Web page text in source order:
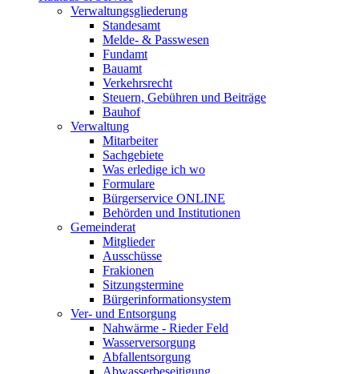
Verwaltungsgliederung
Standesamt
Melde- & Passwesen
Fundamt
Bauamt
Verkehrsrecht
Steuern, Gebühren und Beiträge
Bauhof
Verwaltung
Mitarbeiter
Sachgebiete
Was erledige ich wo
Formulare
Bürgerservice ONLINE
Behörden und Institutionen
Gemeinderat
Mitglieder
Ausschüsse
Frakionen
Sitzungstermine
Bürgerinformationsystem
Ver- und Entsorgung
Nahwärme - Rieder Feld
Wasserversorgung
Abfallentsorgung
Abwasserbeseitigung